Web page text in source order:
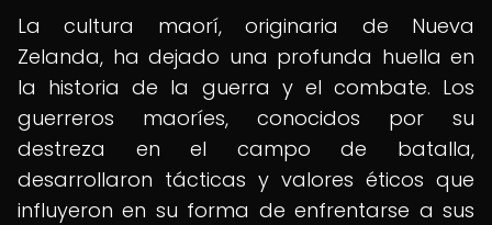
La cultura maorí, originaria de Nueva
Zelanda, ha dejado una profunda huella en
la historia de la guerra y el combate. Los
guerreros maoríes, conocidos por su
destreza en el campo de batalla,
desarrollaron tácticas y valores éticos que
influyeron en su forma de enfrentarse a sus